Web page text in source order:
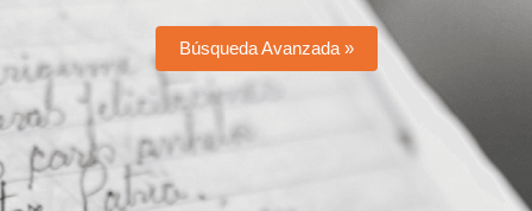
Búsqueda Avanzada »